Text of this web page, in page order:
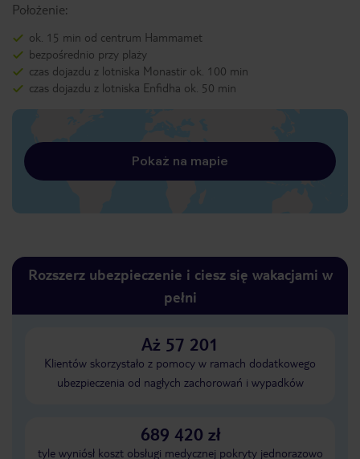
Położenie:
ok. 15 min od centrum Hammamet
bezpośrednio przy plaży
czas dojazdu z lotniska Monastir ok. 100 min
czas dojazdu z lotniska Enfidha ok. 50 min
Pokaż na mapie
Rozszerz ubezpieczenie i ciesz się wakacjami w
pełni
Aż 57 201
Klientów skorzystało z pomocy w ramach dodatkowego
ubezpieczenia od nagłych zachorowań i wypadków
689 420 zł
tyle wyniósł koszt obsługi medycznej pokryty jednorazowo